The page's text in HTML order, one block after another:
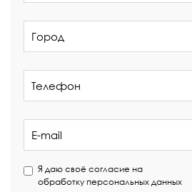
Я даю своё согласие на
обработку персональных данных